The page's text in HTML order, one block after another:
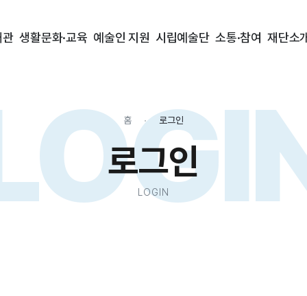
관 생활문화·교육 예술인 지원 시립예술단 소통·참여 재단소
홈 로그인
로그인
LOGIN